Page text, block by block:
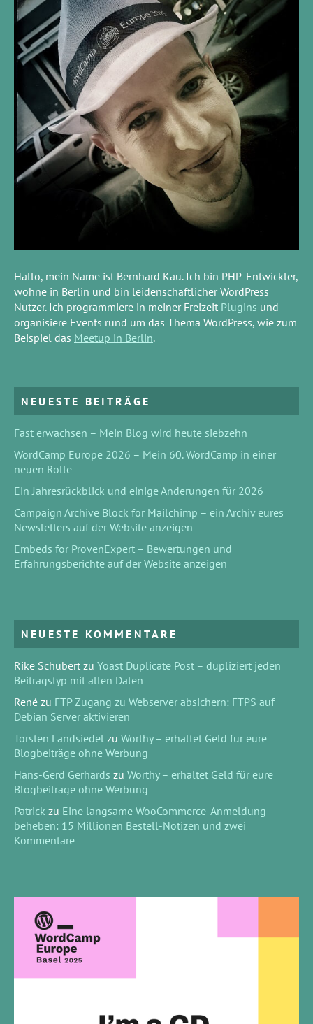
Hallo, mein Name ist Bernhard Kau. Ich bin PHP-Entwickler,
wohne in Berlin und bin leidenschaftlicher WordPress
Nutzer. Ich programmiere in meiner Freizeit Plugins und
organisiere Events rund um das Thema WordPress, wie zum
Beispiel das Meetup in Berlin.
NEUESTE BEITRÄGE
Fast erwachsen – Mein Blog wird heute siebzehn
WordCamp Europe 2026 – Mein 60. WordCamp in einer
neuen Rolle
Ein Jahresrückblick und einige Änderungen für 2026
Campaign Archive Block for Mailchimp – ein Archiv eures
Newsletters auf der Website anzeigen
Embeds for ProvenExpert – Bewertungen und
Erfahrungsberichte auf der Website anzeigen
NEUESTE KOMMENTARE
Rike Schubert zu Yoast Duplicate Post – dupliziert jeden
Beitragstyp mit allen Daten
René zu FTP Zugang zu Webserver absichern: FTPS auf
Debian Server aktivieren
Torsten Landsiedel zu Worthy – erhaltet Geld für eure
Blogbeiträge ohne Werbung
Hans-Gerd Gerhards zu Worthy – erhaltet Geld für eure
Blogbeiträge ohne Werbung
Patrick zu Eine langsame WooCommerce-Anmeldung
beheben: 15 Millionen Bestell-Notizen und zwei
Kommentare